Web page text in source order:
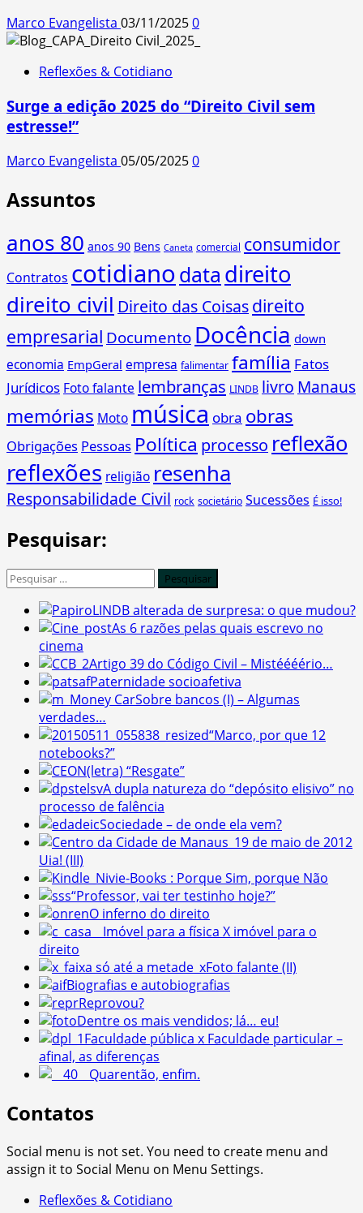
Marco Evangelista 03/11/20250
Reflexões & Cotidiano
Surge a edição 2025 do “Direito Civil sem
estresse!”
Marco Evangelista 05/05/20250
Assuntos
anos 80 anos 90 Bens Caneta comercial consumidor
Contratos cotidianodata direito
direito civil Direito das Coisasdireito
empresarial Documento Docência down
economia EmpGeral empresa falimentar família Fatos
Jurídicos Foto falante lembranças LINDB livro Manaus
memórias Moto música obra obras
Obrigações Pessoas Política processo reflexão
reflexões religião resenha
Responsabilidade Civil rock societário Sucessões É isso!
Pesquisar:
Pesquisar
LINDB alterada de surpresa: o que mudou?
As 6 razões pelas quais escrevo no
cinema
Artigo 39 do Código Civil – Mistéééério…
Paternidade socioafetiva
Sobre bancos (I) – Algumas
verdades…
“Marco, por que 12
notebooks?”
(letra) “Resgate”
A dupla natureza do “depósito elisivo” no
processo de falência
Sociedade – de onde ela vem?
Uia! (III)
e-Books : Porque Sim, porque Não
“Professor, vai ter testinho hoje?”
O inferno do direito
Imóvel para a física X imóvel para o
direito
Foto falante (II)
Biografias e autobiografias
Reprovou?
Dentre os mais vendidos; lá… eu!
Faculdade pública x Faculdade particular –
afinal, as diferenças
Quarentão, enfim.
Contatos
Social menu is not set. You need to create menu and
assign it to Social Menu on Menu Settings.
Reflexões & Cotidiano